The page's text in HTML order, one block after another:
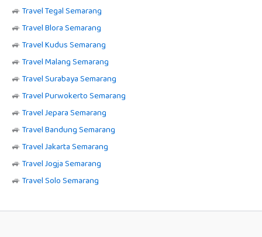
🚙 Travel Tegal Semarang
🚙 Travel Blora Semarang
🚙 Travel Kudus Semarang
🚙 Travel Malang Semarang
🚙 Travel Surabaya Semarang
🚙 Travel Purwokerto Semarang
🚙 Travel Jepara Semarang
🚙 Travel Bandung Semarang
🚙 Travel Jakarta Semarang
🚙 Travel Jogja Semarang
🚙 Travel Solo Semarang